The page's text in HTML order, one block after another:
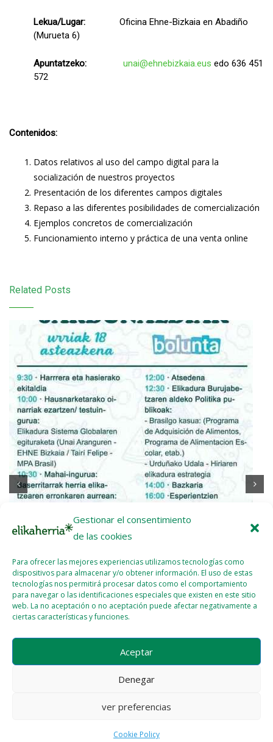
Gestionar el consentimiento
de las cookies
Para ofrecer las mejores experiencias utilizamos tecnologías como
dispositivos para almacenar y/o obtener información. El uso de estas
tecnologías nos permitirá procesar datos como el comportamiento
para navegar o las identificaciones especiales que existen en este sitio
web. La no aceptación o no aceptación puede afectar negativamente a
ciertas características y funciones.
Aceptar
Denegar
ver preferencias
Cookie Policy
Lekua/Lugar:
Oficina Ehne-Bizkaia en Abadiño
(Murueta 6)
Apuntatzeko: unai@ehnebizkaia.eus edo 636 451
572
Contenidos:
Datos relativos al uso del campo digital para la
socialización de nuestros proyectos
Presentación de los diferentes campos digitales
Repaso a las diferentes posibilidades de comercialización
Ejemplos concretos de comercialización
Funcionamiento interno y práctica de una venta online
Related Posts
Elikaldia, iniciativa para promover la soberanía alimentaria y
la sostenibilidad
2023 - OCT - 09
WEBMASTER
Licencia del contenido Cookie Policy (EU)